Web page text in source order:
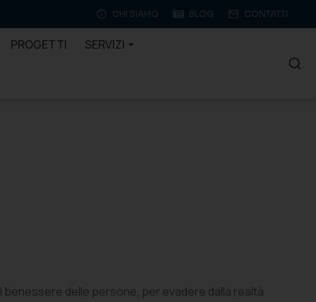
CHI SIAMO BLOG CONTATTI
PROGETTI SERVIZI
delle persone, per evadere dalla realtà